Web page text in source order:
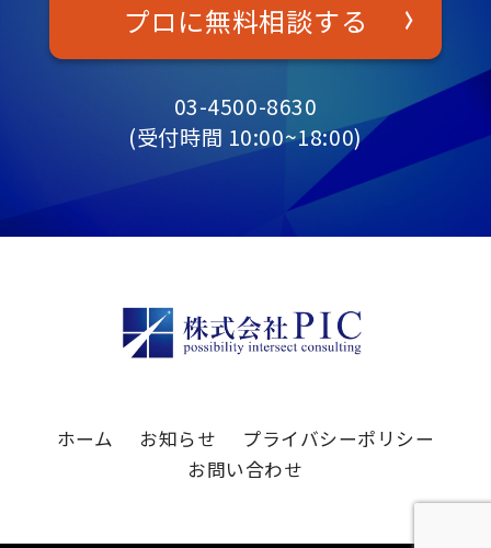
プロに無料相談する
03-4500-8630
(受付時間 10:00~18:00)
ホーム お知らせ
プライバシーポリシー
お問い合わせ